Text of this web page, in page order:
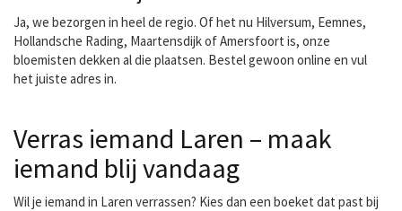
Ja, we bezorgen in heel de regio. Of het nu Hilversum, Eemnes,
Hollandsche Rading, Maartensdijk of Amersfoort is, onze
bloemisten dekken al die plaatsen. Bestel gewoon online en vul
het juiste adres in.
Verras iemand Laren – maak
iemand blij vandaag
Wil je iemand in Laren verrassen? Kies dan een boeket dat past bij